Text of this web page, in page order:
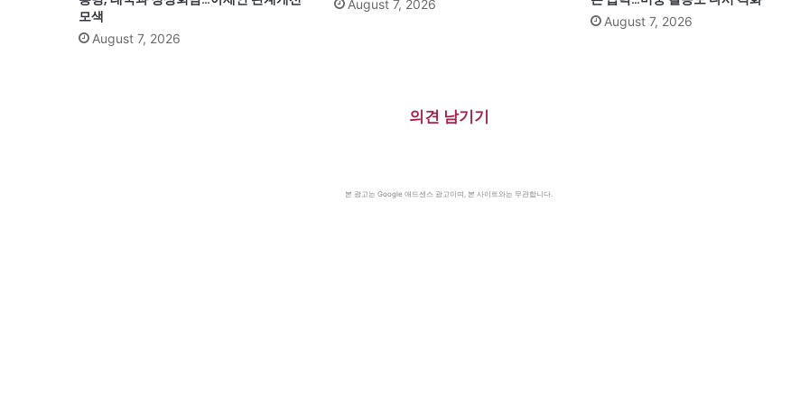
모색
August 7, 2026
August 7, 2026
August 7, 2026
의견 남기기
본 광고는 Google 애드센스 광고이며, 본 사이트와는 무관합니다.